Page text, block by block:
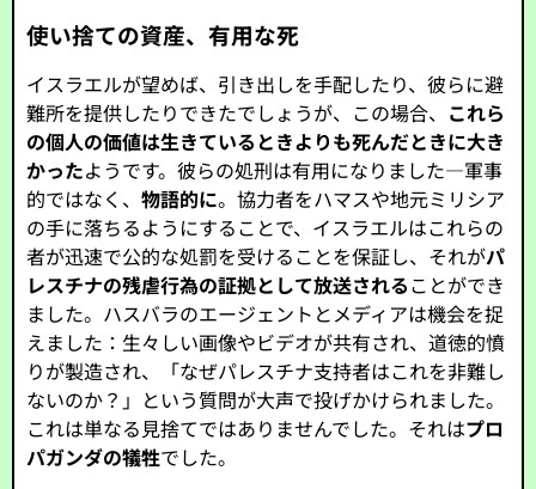
使い捨ての資産、有用な死
イスラエルが望めば、引き出しを手配したり、彼らに避
難所を提供したりできたでしょうが、この場合、 これら
の個人の価値は生きているときよりも死んだときに大き
かったようです。彼らの処刑は有用になりました—軍事
的ではなく、物語的に。協力者をハマスや地元ミリシア
の手に落ちるようにすることで、イスラエルはこれらの
者が迅速で公的な処罰を受けることを保証し、それがパ
レスチナの残虐行為の証拠として放送されることができ
ました。ハスバラのエージェントとメディアは機会を捉
えました：生々しい画像やビデオが共有され、道徳的憤
りが製造され、「なぜパレスチナ支持者はこれを非難し
ないのか？」という質問が大声で投げかけられました。
これは単なる見捨てではありませんでした。それはプロ
パガンダの犠牲でした。